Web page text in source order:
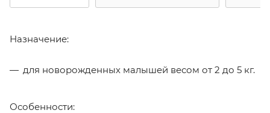
Назначение:
для новорожденных малышей весом от 2 до 5 кг.
Особенности: